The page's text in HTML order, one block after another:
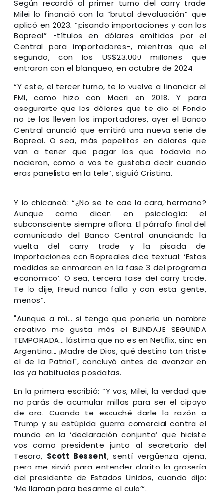
Según recordó al primer turno del carry trade
Milei lo financió con la “brutal devaluación” que
aplicó en 2023, “pisando importaciones y con los
Bopreal” -títulos en dólares emitidos por el
Central para importadores-, mientras que el
segundo, con los US$23.000 millones que
entraron con el blanqueo, en octubre de 2024.
“Y este, el tercer turno, te lo vuelve a financiar el
FMI, como hizo con Macri en 2018. Y para
asegurarte que los dólares que te dio el Fondo
no te los lleven los importadores, ayer el Banco
Central anunció que emitirá una nueva serie de
Bopreal. O sea, más papelitos en dólares que
van a tener que pagar los que todavía no
nacieron, como a vos te gustaba decir cuando
eras panelista en la tele”, siguió Cristina.
Y lo chicaneó: “¿No se te cae la cara, hermano?
Aunque como dicen en psicología: el
subconsciente siempre aflora. El párrafo final del
comunicado del Banco Central anunciando la
vuelta del carry trade y la pisada de
importaciones con Bopreales dice textual: ‘Estas
medidas se enmarcan en la fase 3 del programa
económico’. O sea, tercera fase del carry trade.
Te lo dije, Freud nunca falla y con esta gente,
menos“.
"Aunque a mí… si tengo que ponerle un nombre
creativo me gusta más el BLINDAJE SEGUNDA
TEMPORADA… lástima que no es en Netflix, sino en
Argentina… ¡Madre de Dios, qué destino tan triste
el de la Patria!", concluyó antes de avanzar en
las ya habituales posdatas.
En la primera escribió: “Y vos, Milei, la verdad que
no parás de acumular millas para ser el cipayo
de oro. Cuando te escuché darle la razón a
Trump y su estúpida guerra comercial contra el
mundo en la ‘declaración conjunta’ que hiciste
vos como presidente junto al secretario del
Tesoro, Scott Bessent, sentí vergüenza ajena,
pero me sirvió para entender clarito la grosería
del presidente de Estados Unidos, cuando dijo:
‘Me llaman para besarme el culo’“.